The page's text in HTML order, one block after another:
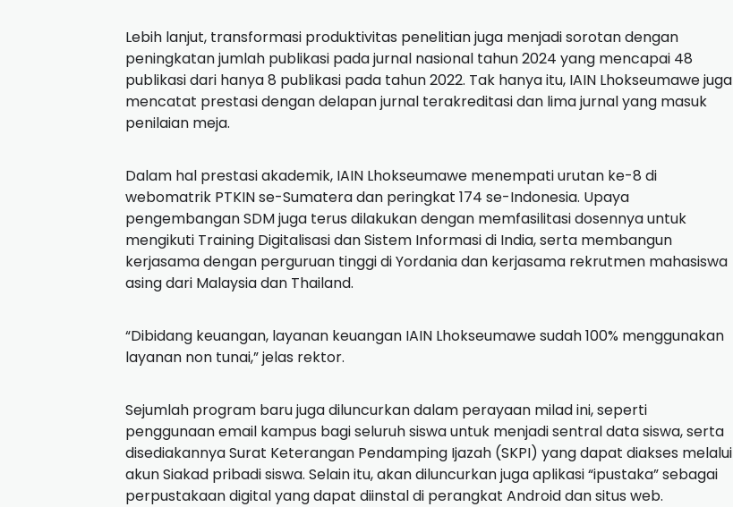
Lebih lanjut, transformasi produktivitas penelitian juga menjadi sorotan dengan
peningkatan jumlah publikasi pada jurnal nasional tahun 2024 yang mencapai 48
publikasi dari hanya 8 publikasi pada tahun 2022. Tak hanya itu, IAIN Lhokseumawe juga
mencatat prestasi dengan delapan jurnal terakreditasi dan lima jurnal yang masuk
penilaian meja.
Dalam hal prestasi akademik, IAIN Lhokseumawe menempati urutan ke-8 di
webomatrik PTKIN se-Sumatera dan peringkat 174 se-Indonesia. Upaya
pengembangan SDM juga terus dilakukan dengan memfasilitasi dosennya untuk
mengikuti Training Digitalisasi dan Sistem Informasi di India, serta membangun
kerjasama dengan perguruan tinggi di Yordania dan kerjasama rekrutmen mahasiswa
asing dari Malaysia dan Thailand.
“Dibidang keuangan, layanan keuangan IAIN Lhokseumawe sudah 100% menggunakan
layanan non tunai,” jelas rektor.
Sejumlah program baru juga diluncurkan dalam perayaan milad ini, seperti
penggunaan email kampus bagi seluruh siswa untuk menjadi sentral data siswa, serta
disediakannya Surat Keterangan Pendamping Ijazah (SKPI) yang dapat diakses melalui
akun Siakad pribadi siswa. Selain itu, akan diluncurkan juga aplikasi “ipustaka” sebagai
perpustakaan digital yang dapat diinstal di perangkat Android dan situs web.